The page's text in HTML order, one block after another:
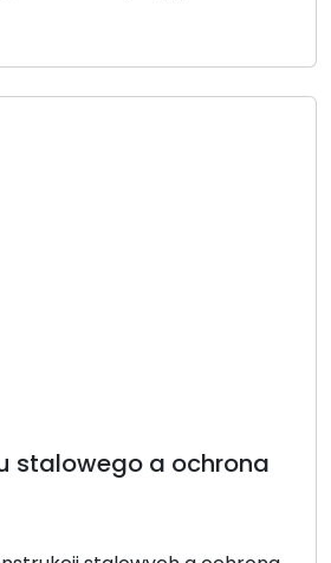
stalowego a ochrona